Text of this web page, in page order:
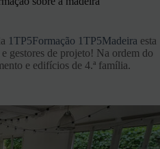
1TP5Formação 1TP5Madeira esta
gestores de projeto! Na ordem do
e edifícios de 4.ª família.